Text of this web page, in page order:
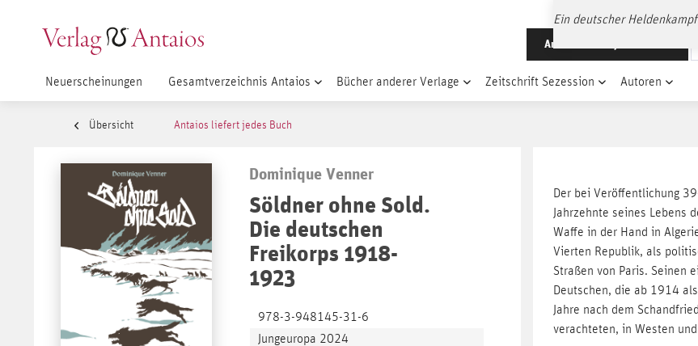
Antaios liefert jedes Buch
Neuerscheinungen Gesamtverzeichnis Antaios Bücher anderer Verlage Zeitschrift Sezession Autoren
Übersicht Antaios liefert jedes Buch
Dominique Venner
Söldner ohne Sold.
Die deutschen
Freikorps 1918-
1923
978-3-948145-31-6
Jungeuropa 2024
Ein deutscher Heldenkampf
Der bei Veröffentlichung
Jahrzehnte seines Lebens
Waffe in der Hand in
Vierten Republik, als
Straßen von Paris. Seinen
Deutschen, die ab 1914
Jahre nach dem
verachteten, in Westen